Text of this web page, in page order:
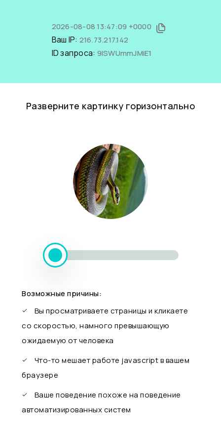
2026-08-08 13:47:09 +0000
Ваш IP: 216.73.217.142
ID запроса: 9lSWUmmJMiE1
Разверните картинку горизонтально
Возможные причины:
Вы просматриваете страницы и кликаете
со скоростью, намного превышающую
ожидаемую от человека
Что-то мешает работе javascript в вашем
браузере
Ваше поведение похоже на поведение
автоматизированных систем